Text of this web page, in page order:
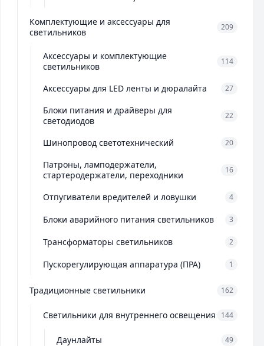
Комплектующие и аксессуары для
светильников
209
Аксессуары и комплектующие
светильников
114
Аксессуары для LED ленты и дюралайта 27
Блоки питания и драйверы для
светодиодов
22
Шинопровод светотехнический 20
Патроны, ламподержатели,
стартеродержатели, переходники
16
Отпугиватели вредителей и ловушки 4
Блоки аварийного питания светильников 3
Трансформаторы светильников 2
Пускорегулирующая аппаратура (ПРА) 1
Традиционные светильники 162
Светильники для внутреннего освещения 144
Даунлайты 49